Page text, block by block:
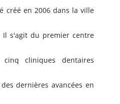
créé en 2006 dans la ville
Il s'agit du premier centre
cinq cliniques dentaires
dernières avancées en